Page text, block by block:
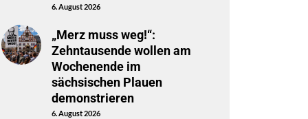
6. August 2026
„Merz muss weg!“:
Zehntausende wollen am
Wochenende im
sächsischen Plauen
demonstrieren
6. August 2026